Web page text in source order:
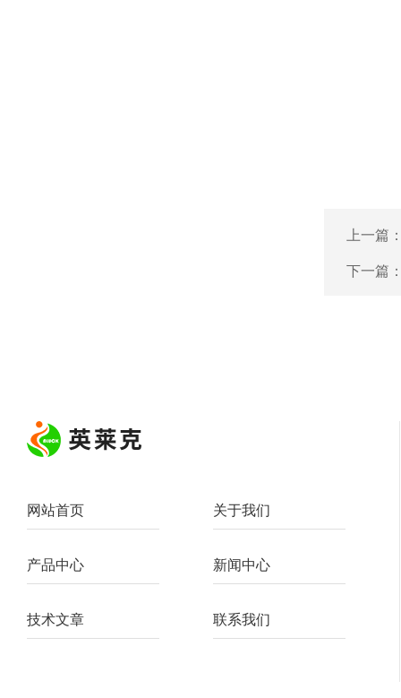
上一篇
下一篇
网站首页 关于我们
产品中心 新闻中心
技术文章 联系我们